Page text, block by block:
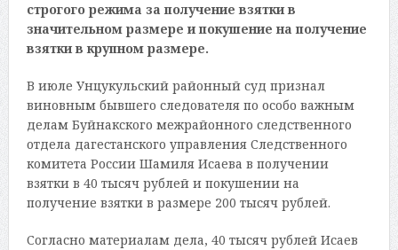
строгого режима за получение взятки в
значительном размере и покушение на получение
взятки в крупном размере.
В июле Унцукульский районный суд признал
виновным бывшего следователя по особо важным
делам Буйнакского межрайонного следственного
отдела дагестанского управления Следственного
комитета России Шамиля Исаева в получении
взятки в 40 тысяч рублей и покушении на
получение взятки в размере 200 тысяч рублей.
Согласно материалам дела, 40 тысяч рублей Исаев